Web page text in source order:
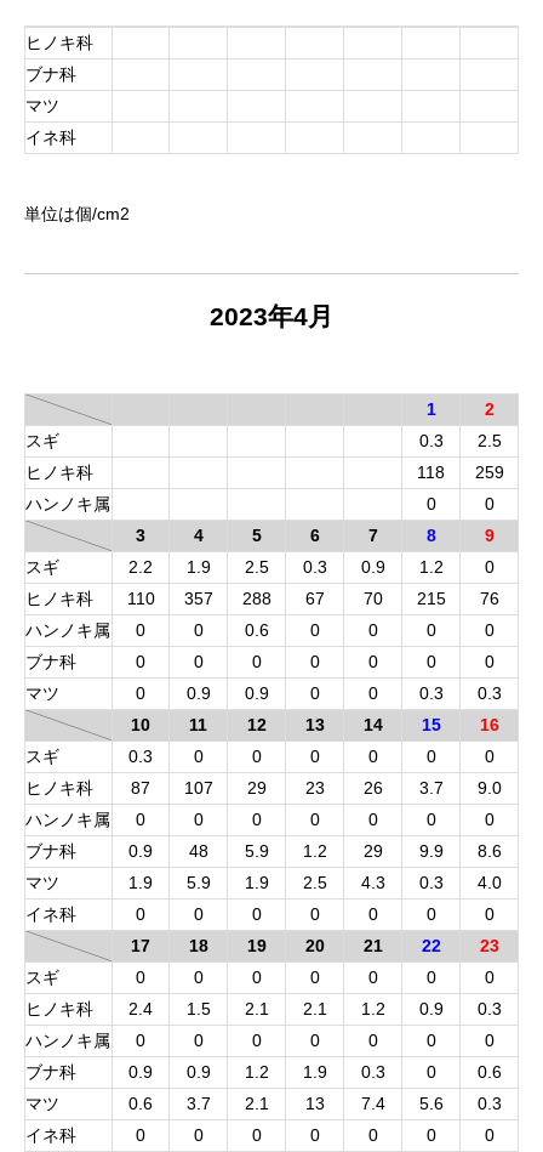
ヒノキ科
ブナ科
マツ
イネ科
単位は個/cm2
2023年4月
1
2
スギ
0.3
2.5
ヒノキ科
118
259
ハンノキ属
0
0
3
4 5 6 7 8
9
スギ
2.2 1.9 2.5 0.3 0.9 1.2
0
ヒノキ科
110 357 288 67 70 215
76
ハンノキ属
0 0 0.6 0 0 0
0
ブナ科
0 0 0 0 0 0
0
マツ
0 0.9 0.9 0 0 0.3
0.3
10
11 12 13 14 15
16
スギ
0.3 0 0 0 0 0
0
ヒノキ科
87 107 29 23 26 3.7
9.0
ハンノキ属
0 0 0 0 0 0
0
ブナ科
0.9 48 5.9 1.2 29 9.9
8.6
マツ
1.9 5.9 1.9 2.5 4.3 0.3
4.0
イネ科
0 0 0 0 0 0
0
17
18 19 20 21 22
23
スギ
0 0 0 0 0 0
0
ヒノキ科
2.4 1.5 2.1 2.1 1.2 0.9
0.3
ハンノキ属
0 0 0 0 0 0
0
ブナ科
0.9 0.9 1.2 1.9 0.3 0
0.6
マツ
0.6 3.7 2.1 13 7.4 5.6
0.3
イネ科
0 0 0 0 0 0 0